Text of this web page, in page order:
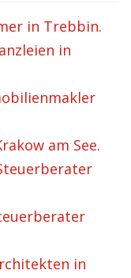
in Trebbin.
in
am See.
in